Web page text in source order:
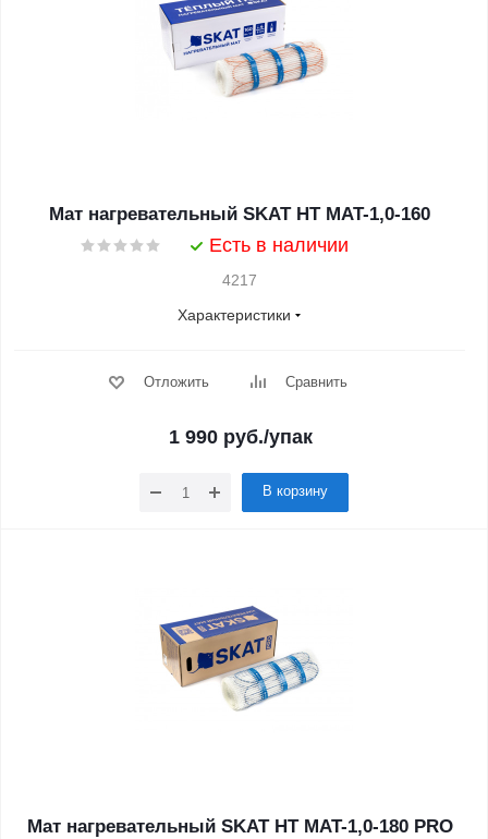
Мат нагревательный SKAT HT MAT-1,0-160
Есть в наличии
4217
Характеристики
Отложить Сравнить
1 990руб./упак
В корзину
Мат нагревательный SKAT HT MAT-1,0-180 PRO